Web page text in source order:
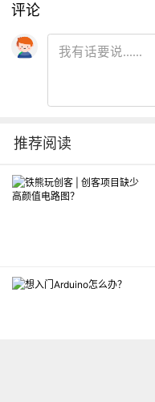
评论
推荐阅读